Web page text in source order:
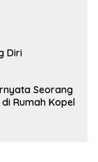
Diri
Seorang
Rumah Kopel